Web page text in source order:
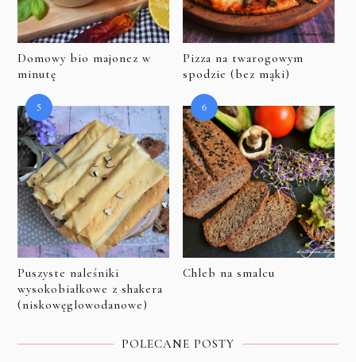
Domowy bio majonez w
minutę
Pizza na twarogowym
spodzie (bez mąki)
Puszyste naleśniki
wysokobiałkowe z shakera
(niskowęglowodanowe)
Chleb na smalcu
POLECANE POSTY